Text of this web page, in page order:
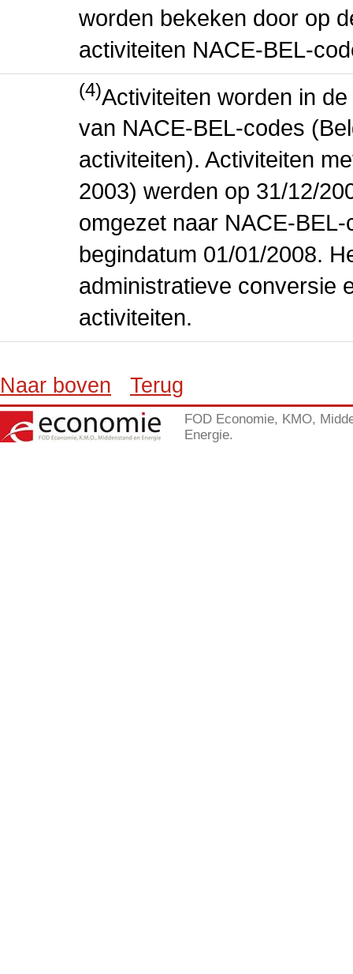
worden bekeken door op
activiteiten NACE-BEL-
(4)Activiteiten worden in
van NACE-BEL-codes
activiteiten). Activiteiten
2003) werden op 31/12/
omgezet naar NACE-
begindatum 01/01/2008.
administratieve conversie
activiteiten.
Naar boven Terug
FOD Economie, KMO,
Energie.